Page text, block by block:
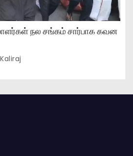
நல சங்கம் சார்பாக கவன